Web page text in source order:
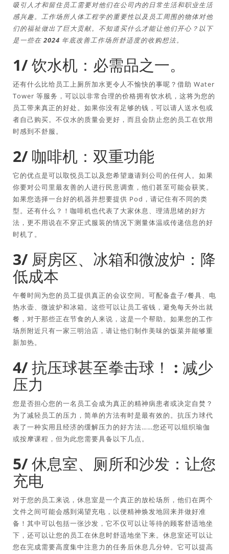
吸引人才和留住员工需要对他们在公司内的日常生活和职业生活
感兴趣。工作场所人体工程学的重要性以及员工周围的物体对他
们的福祉做出了巨大贡献。不知道买什么才能让他们开心？以下
是一些在 2024 年底改善工作场所舒适度的收购想法。
1/ 饮水机：必需品之一。
还有什么比给员工上厕所加水更令人不愉快的事呢？借助 Water
Tower 等服务，可以以非常合理的价格拥有饮水机，这将为您的
员工带来真正的好处。如果你没有足够的钱，可以请人送水包或
者自己购买。不仅水的质量会更好，而且会防止您的员工在饮用
时感到不舒服。
2/ 咖啡机：双重功能
它的优点是可以取悦员工以及您希望邀请到公司的任何人。如果
你要对公司里最友善的人进行民意调查，他们甚至可能会获奖。
如果您选择一台好的机器并想要提供 Pod，请记住有不同的类
型。还有什么？！咖啡机也代表了大家休息、理清思绪的好方
法，更不用说在不穿正式服装的情况下测量体温或传递信息的好
时机了。
3/ 厨房区、冰箱和微波炉：降
低成本
午餐时间为您的员工提供真正的会议空间。可配备盘子/餐具、电
热水壶、微波炉和冰箱。这些可以让员工省钱，避免每天外出就
餐，对于那些正在节食的人来说，这是一个帮助。如果您的工作
场所附近只有一家三明治店，请让他们制作美味的饭菜并能够重
新加热。
4/ 抗压球甚至拳击球！ : 减少
压力
您是否担心您的一名员工会成为真正的精神病患者或决定自焚？
为了减轻员工的压力，简单的方法有时是最有效的。抗压力球代
表了一种实用且经济的缓解压力的好方法……您还可以组织瑜伽
或按摩课程，但为此您需要具备以下几点。
5/ 休息室、厕所和沙发：让您
充电
对于您的员工来说，休息室是一个真正的放松场所，他们在两个
文件之间可能会感到渴望充电，以便精神焕发地回来并做好准
备！其中可以包括一张沙发，它不仅可以让等待的顾客舒适地坐
下，还可以让您的员工在休息时舒适地坐下来。休息室还可以让
您在完成需要高度集中注意力的任务后休息几分钟。它可以提高